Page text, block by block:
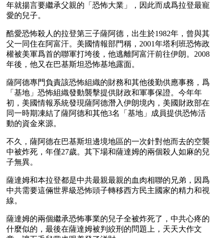
年就揚言要繼承父親的「恐怖大業」，因此而成爲拉登最寵
愛的兒子。
酷愛恐怖殺人的拉登第三子薩阿德，出生於1982年，曾與其
父一同住在阿富汗。美國情報部門稱，2001年塔利班恐怖政
權被美軍爲首的聯軍打垮後，他逃離阿富汗前往伊朗。2008
年後，他又在巴基斯坦恐怖基地露面。
薩阿德專門負責該恐怖組織的財務和其他後勤供應事務，爲
「基地」恐怖組織發動襲擊提供財政和軍事保證。今年年
初，美國情報系統發現薩阿德潛入伊朗境內，美國財政部在
同一時期凍結了薩阿德和其他3名「基地」成員提供恐怖活
動的資金來源。
不久，薩阿德在巴基斯坦邊境地區的一次針對他而去的空襲
中被炸死，年僅27歲。其下場和薩達姆的兩個殺人如麻的兒
子無異。
薩達姆和本拉登都是中共最親最親的血肉相聯的兄弟，因爲
中共需要這倆世界級恐怖頭子轉移西方民主國家的精力和視
線。
薩達姆的兩個繼承恐怖事業的兒子全被炸死了，中共心疼的
什麼似的，最後在薩達姆被判絞刑的問題上，天天大作文